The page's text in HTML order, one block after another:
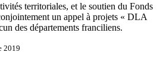
territoriales, et le soutien du Fonds
un appel à projets « DLA
des départements franciliens.
2019